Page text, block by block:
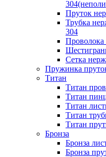
Пруток
Трубка
304
Сетка
Пружинка
Титан
Титан
Титан
Титан
Титан
Титан
Бронза
Бронза
Бронза